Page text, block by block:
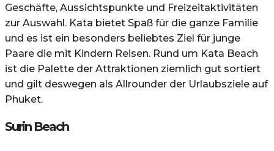
Geschäfte, Aussichtspunkte und Freizeitaktivitäten
zur Auswahl. Kata bietet Spaß für die ganze Familie
und es ist ein besonders beliebtes Ziel für junge
Paare die mit Kindern Reisen. Rund um Kata Beach
ist die Palette der Attraktionen ziemlich gut sortiert
und gilt deswegen als Allrounder der Urlaubsziele auf
Phuket.
Surin Beach